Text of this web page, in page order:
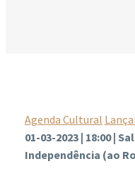
Agenda Cultural
01-03-2023 | 18:00 |
Independência (ao